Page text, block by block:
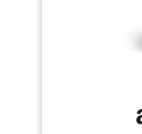
ses
épaississants,
artificiels,